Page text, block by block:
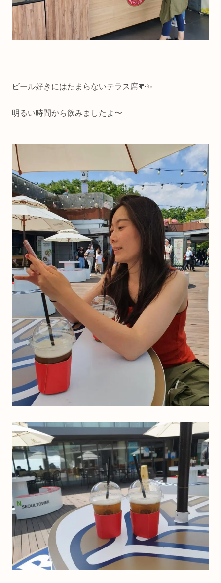
ビール好きにはたまらないテラス席🍻✨
明るい時間から飲みましたよ〜